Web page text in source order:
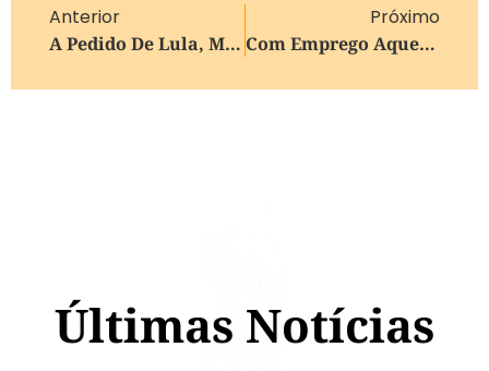
Anterior
A Pedido De Lula, Ministro Da Defesa Irá À Venezuela Na Próxima Semana
Próximo
Com Emprego Aquecido, Subutilização É A Menor Da História; Entenda
Últimas Notícias